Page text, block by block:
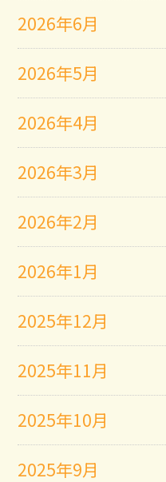
2026年6月
2026年5月
2026年4月
2026年3月
2026年2月
2026年1月
2025年12月
2025年11月
2025年10月
2025年9月